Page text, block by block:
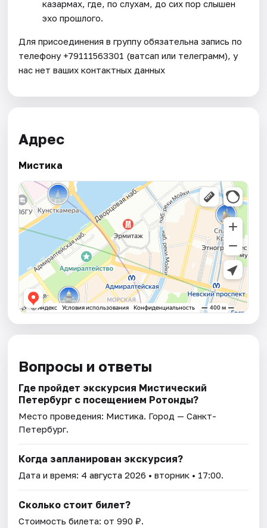
казармах, где, по слухам, до сих пор слышен
эхо прошлого.
Для присоединения в группу обязательна запись по
телефону +79111563301 (ватсап или телеграмм), у
нас нет ваших контактных данных
Адрес
Мистика
Вопросы и ответы
Где пройдет экскурсия Мистический
Петербург с посещением Ротонды?
Место проведения: Мистика. Город — Санкт-
Петербург.
Когда запланирован экскурсия?
Дата и время: 4 августа 2026 • вторник • 17:00.
Сколько стоит билет?
Стоимость билета: от 990 ₽.